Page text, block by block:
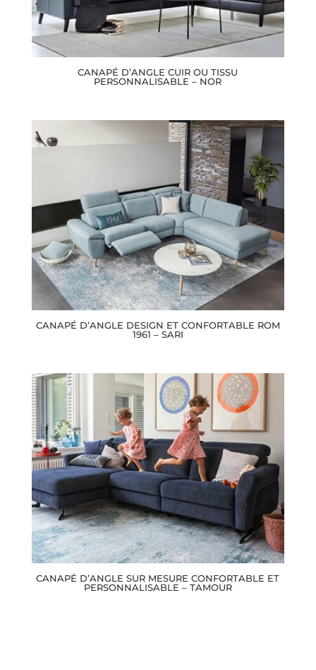
CANAPÉ D’ANGLE CUIR OU TISSU
PERSONNALISABLE – NOR
CANAPÉ D’ANGLE DESIGN ET CONFORTABLE ROM
1961 – SARI
CANAPÉ D’ANGLE SUR MESURE CONFORTABLE ET
PERSONNALISABLE – TAMOUR